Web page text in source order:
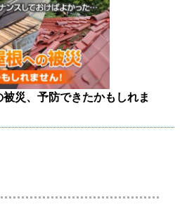
災、予防できたかもしれま